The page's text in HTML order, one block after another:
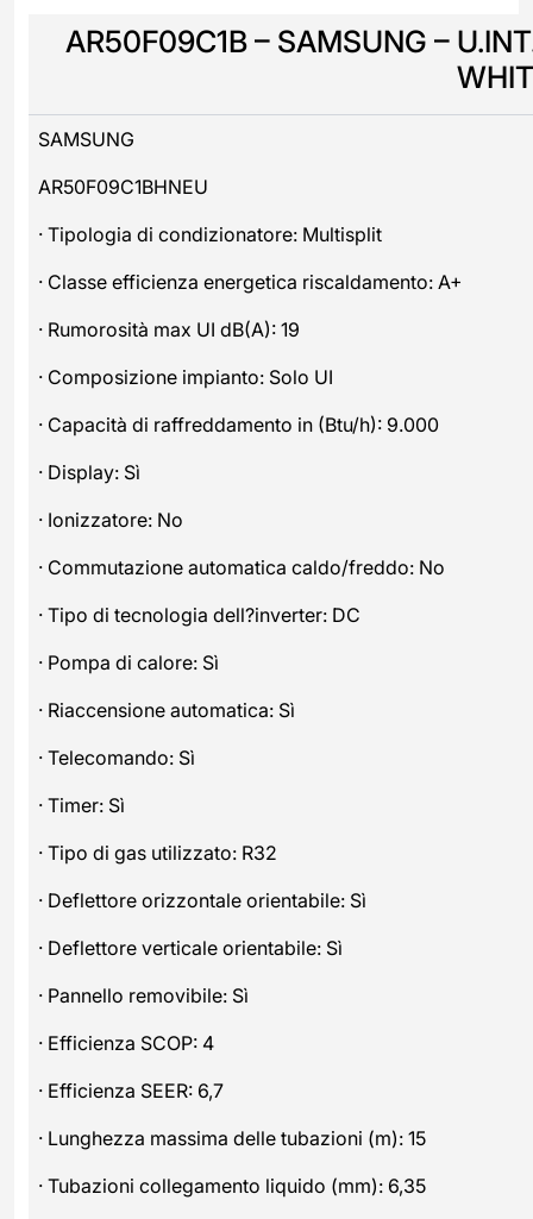
AR50F09C1B – SAMSUNG –
SAMSUNG
AR50F09C1BHNEU
· Tipologia di condizionatore: Multisplit
· Classe efficienza energetica riscaldamento: A+
· Rumorosità max UI dB(A): 19
· Composizione impianto: Solo UI
· Capacità di raffreddamento in (Btu/h): 9.000
· Display: Sì
· Ionizzatore: No
· Commutazione automatica caldo/freddo: No
· Tipo di tecnologia dell?inverter: DC
· Pompa di calore: Sì
· Riaccensione automatica: Sì
· Telecomando: Sì
· Timer: Sì
· Tipo di gas utilizzato: R32
· Deflettore orizzontale orientabile: Sì
· Deflettore verticale orientabile: Sì
· Pannello removibile: Sì
· Efficienza SCOP: 4
· Efficienza SEER: 6,7
· Lunghezza massima delle tubazioni (m): 15
· Tubazioni collegamento liquido (mm): 6,35